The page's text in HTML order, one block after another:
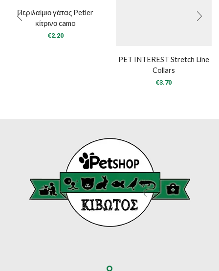
Περιλαίμιο γάτας Petler
κίτρινο camo
€2.20
PET INTEREST Stretch Line
Collars
€3.70